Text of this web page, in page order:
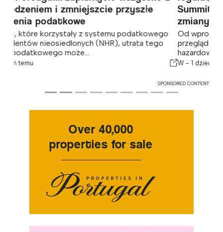
Summit omawiane są najważniejsze
zmiany regulacyjne w branży hazardowej
Od wprowadzania nowych produktów na rynek i
przeglądów regulacyjnych po walki polityczne – rynki
hazardowe na całym świecie...
W -1 dzień temu
SPONSORED CONTENT
Over 40,000
properties for sale